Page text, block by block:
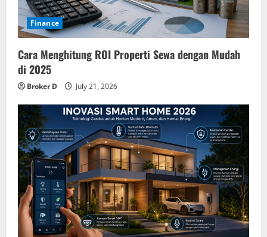
Finance
Cara Menghitung ROI Properti Sewa dengan Mudah
di 2025
Broker D July 21, 2026